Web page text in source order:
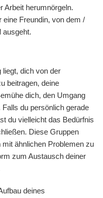
Arbeit herumnörgeln.
eine Freundin, von dem /
ausgeht.
dich von der
beitragen, deine
dich, den Umgang
du persönlich gerade
du vielleicht das Bedürfnis
Diese Gruppen
ähnlichen Problemen zu
zum Austausch deiner
deines